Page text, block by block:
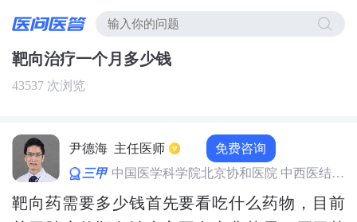
靶向治疗一个月多少钱
43537 次浏览
尹德海 主任医师 免费咨询
三甲 中国医学科学院北京协和医院 中西医结合科
靶向药需要多少钱首先要看吃什么药物，目前